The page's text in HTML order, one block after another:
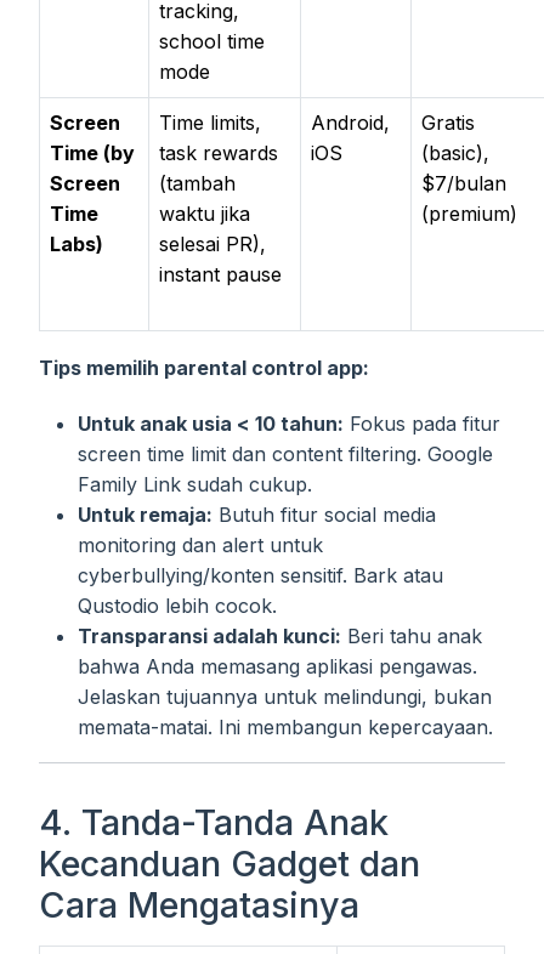
tracking,
school time
mode
Screen
Time (by
Screen
Time
Labs)
Time limits,
task rewards
(tambah
waktu jika
selesai PR),
instant pause
Android,
iOS
Gratis
(basic),
$7/bulan
(premium)
Tips memilih parental control app:
Untuk anak usia < 10 tahun: Fokus pada fitur
screen time limit dan content filtering. Google
Family Link sudah cukup.
Untuk remaja: Butuh fitur social media
monitoring dan alert untuk
cyberbullying/konten sensitif. Bark atau
Qustodio lebih cocok.
Transparansi adalah kunci: Beri tahu anak
bahwa Anda memasang aplikasi pengawas.
Jelaskan tujuannya untuk melindungi, bukan
memata-matai. Ini membangun kepercayaan.
4. Tanda-Tanda Anak
Kecanduan Gadget dan
Cara Mengatasinya